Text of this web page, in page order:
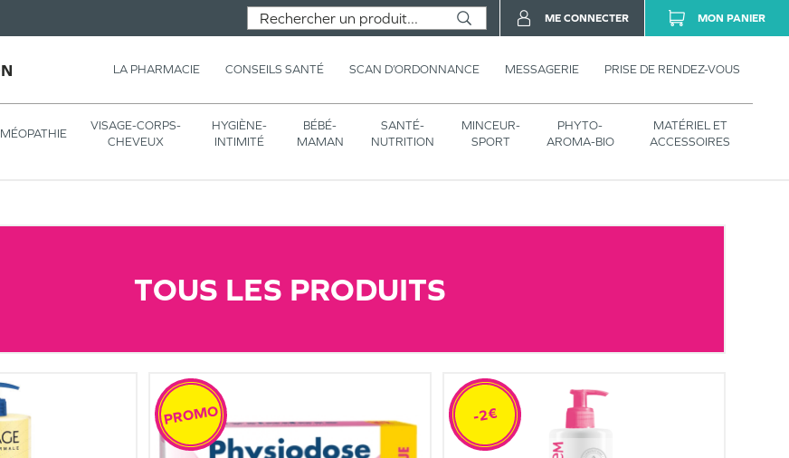
LA PHARMACIE CONSEILS SANTÉ SCAN D’ORDONNANCE MESSAGERIE PRISE DE RENDEZ-VOUS
VISAGE-CORPS-
CHEVEUX
HYGIÈNE-
INTIMITÉ
BÉBÉ-
MAMAN
SANTÉ-
NUTRITION
MINCEUR-
SPORT
PHYTO-
AROMA-BIO
MATÉRIEL ET
ACCESSOIRES
ME CONNECTER MON PANIER
TOUS LES PRODUITS
PROMO -2€